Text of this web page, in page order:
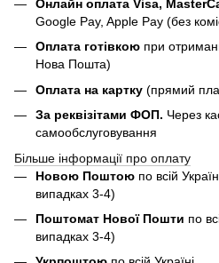
Онлайн оплата Visa,
Google Pay, Apple Pay (без
Оплата готівкою при
Нова Пошта)
Оплата на картку (прямий
За реквізітами ФОП. Через
самообслуговування
Більше інформації про оплату
Новою Поштою по всій
випадках 3-4)
Поштомат Нової Пошти по
випадках 3-4)